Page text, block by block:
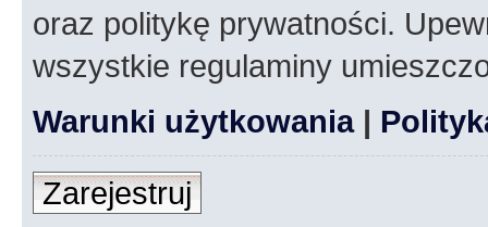
oraz politykę prywatności.
wszystkie regulaminy
Warunki użytkowania|
Zarejestruj